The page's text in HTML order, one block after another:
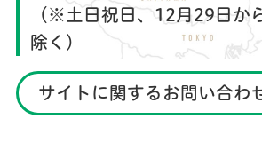
（※土日祝日、12月29日か
除く）
サイトに関するお問い合わ